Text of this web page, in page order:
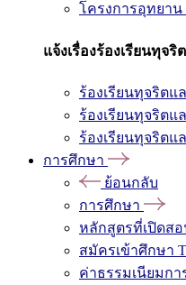
โครงการอุทยา
แจ้งเรื่องร้องเรียนทุจริต
ร้องเรียนทุจริต
ร้องเรียนทุจริต
ร้องเรียนทุจริต
การศึกษา
ย้อนกลับ
การศึกษา
หลักสูตรที่เปิดส
สมัครเข้าศึกษา
ค่าธรรมเนียมกา